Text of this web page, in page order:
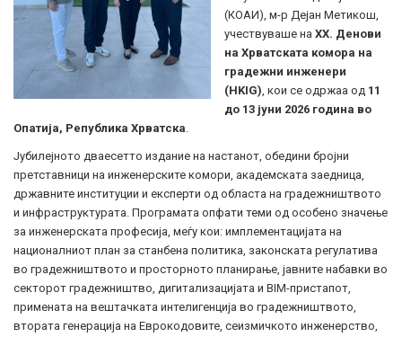
(КОАИ), м-р Дејан Метикош,
учествуваше на XX. Денови
на Хрватската комора на
градежни инженери
(HKIG), кои се одржаа од 11
до 13 јуни 2026 година во
Опатија, Република Хрватска.
Јубилејното дваесетто издание на настанот, обедини бројни
претставници на инженерските комори, академската заедница,
државните институции и експерти од областа на градежништвото
и инфраструктурата. Програмата опфати теми од особено значење
за инженерската професија, меѓу кои: имплементацијата на
националниот план за станбена политика, законската регулатива
во градежништвото и просторното планирање, јавните набавки во
секторот градежништво, дигитализацијата и BIM-пристапот,
примената на вештачката интелигенција во градежништвото,
втората генерација на Еврокодовите, сеизмичкото инженерство,